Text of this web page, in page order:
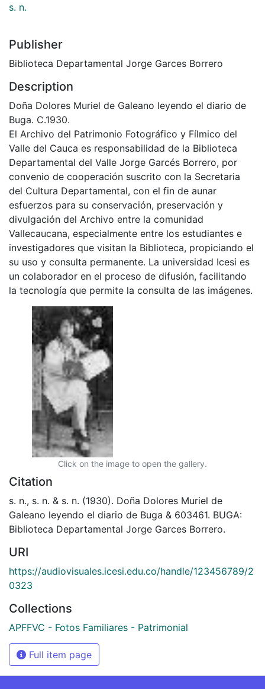
s. n.
Publisher
Biblioteca Departamental Jorge Garces Borrero
Description
Doña Dolores Muriel de Galeano leyendo el diario de
Buga. C.1930.
El Archivo del Patrimonio Fotográfico y Fílmico del
Valle del Cauca es responsabilidad de la Biblioteca
Departamental del Valle Jorge Garcés Borrero, por
convenio de cooperación suscrito con la Secretaria
del Cultura Departamental, con el fin de aunar
esfuerzos para su conservación, preservación y
divulgación del Archivo entre la comunidad
Vallecaucana, especialmente entre los estudiantes e
investigadores que visitan la Biblioteca, propiciando el
su uso y consulta permanente. La universidad Icesi es
un colaborador en el proceso de difusión, facilitando
la tecnología que permite la consulta de las imágenes.
Click on the image to open the gallery.
Citation
s. n., s. n. & s. n. (1930). Doña Dolores Muriel de
Galeano leyendo el diario de Buga & 603461. BUGA:
Biblioteca Departamental Jorge Garces Borrero.
URI
https://audiovisuales.icesi.edu.co/handle/123456789/2
0323
Collections
APFFVC - Fotos Familiares - Patrimonial
Full item page